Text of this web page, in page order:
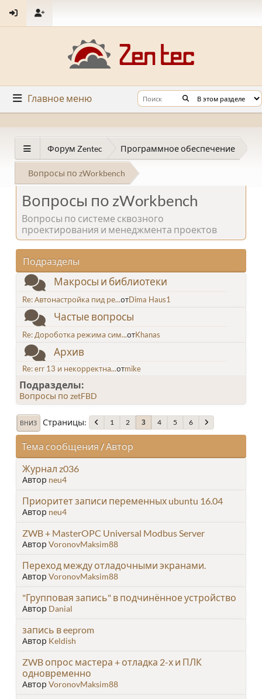
Главное меню
Форум Zentec Программное обеспечение
Вопросы по zWorkbench
Вопросы по zWorkbench
Вопросы по системе сквозного
проектирования и менеджмента проектов
Подразделы
Макросы и библиотеки
Re: Автонастройка пид ре...отDima Haus1
Частые вопросы
Re: Дороботка режима сим...отKhanas
Архив
Re: err 13 и некорректна...отmike
Подразделы
Вопросы по zetFBD
ВНИЗ Страницы 1 2 3 4 5 6
Тема сообщения /Автор
Журнал z036
Автор neu4
Приоритет записи переменных ubuntu 16.04
Автор neu4
ZWB + MasterOPC Universal Modbus Server
Автор VoronovMaksim88
Переход между отладочными экранами.
Автор VoronovMaksim88
"Групповая запись" в подчинённое устройство
Автор Danial
запись в eeprom
Автор Keldish
ZWB опрос мастера + отладка 2-х и ПЛК
одновременно
Автор VoronovMaksim88